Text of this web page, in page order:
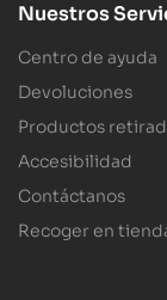
Nuestros
Centro de ayuda
Devoluciones
Productos
Accesibilidad
Contáctanos
Recoger en